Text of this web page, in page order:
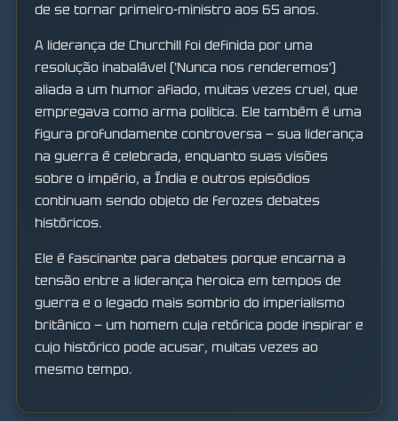
de se tornar primeiro-ministro aos 65 anos.
A liderança de Churchill foi definida por uma
resolução inabalável ('Nunca nos renderemos')
aliada a um humor afiado, muitas vezes cruel, que
empregava como arma política. Ele também é uma
figura profundamente controversa — sua liderança
na guerra é celebrada, enquanto suas visões
sobre o império, a Índia e outros episódios
continuam sendo objeto de ferozes debates
históricos.
Ele é fascinante para debates porque encarna a
tensão entre a liderança heroica em tempos de
guerra e o legado mais sombrio do imperialismo
britânico — um homem cuja retórica pode inspirar e
cujo histórico pode acusar, muitas vezes ao
mesmo tempo.